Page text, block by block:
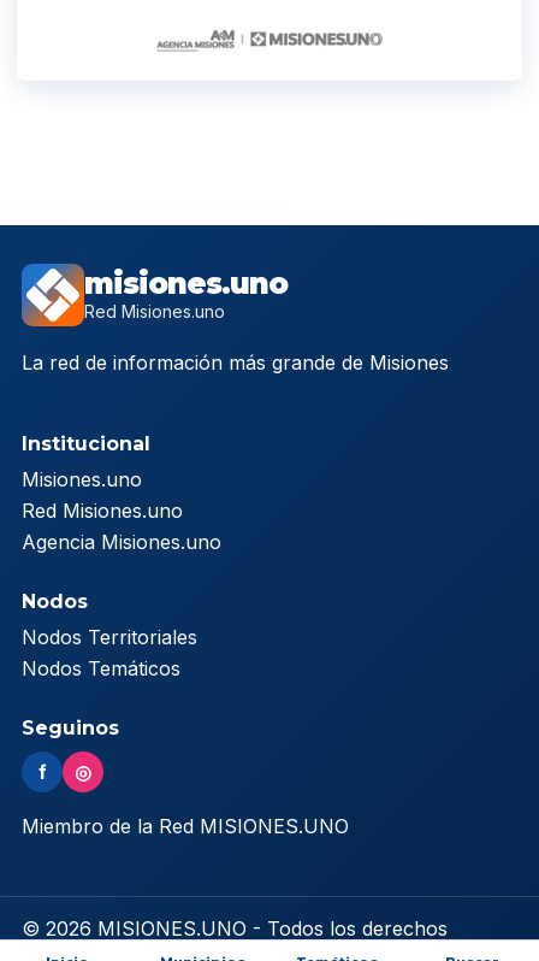
misiones.uno
Red Misiones.uno
La red de información más grande de Misiones
Institucional
Misiones.uno
Red Misiones.uno
Agencia Misiones.uno
Nodos
Nodos Territoriales
Nodos Temáticos
Seguinos
f ◎
Miembro de la Red MISIONES.UNO
© 2026 MISIONES.UNO - Todos los derechos
reservados